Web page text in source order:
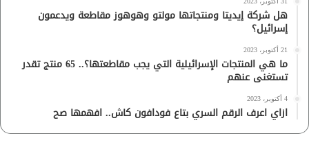
هل شركة إيديتا ومنتجاتها مولتو وهوهوز مقاطعة ويدعمون
إسرائيل؟
21 أكتوبر، 2023
ما هي المنتجات الإسرائيلية التي يجب مقاطعتها؟.. 65 منتج تقدر
تستغنى عنهم
4 أكتوبر، 2023
ازاي اعرف الرقم السري بتاع فودافون كاش.. افهمها صح